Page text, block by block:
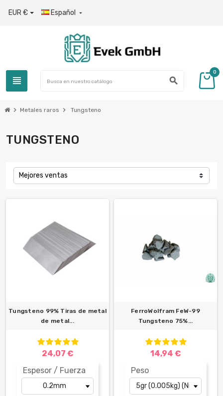
EUR € Español 
view_headline search
0
chevron_right Metales raros chevron_right Tungsteno
TUNGSTENO
Mejores ventas
Tungsteno 99% Tiras de metal
de metal...
24,07 €
Espesor / Fuerza
FerroWolfram FeW-99
Tungsteno 75%...
14,94 €
Peso